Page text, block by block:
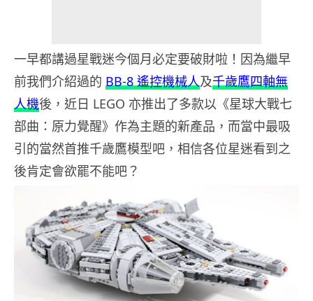
一早都講過星戰迷今個月必定要破財啦！因為繼早
前我們介紹過的 BB-8 遙控機械人及千歲鷹四軸無
人機後，近日 LEGO 亦推出了多款以《星球大戰七
部曲：原力覺醒》作為主題的新產品，而當中最吸
引的當然首推千歲鷹模型吧，相信各位星迷看到之
後肯定會欲罷不能吧？